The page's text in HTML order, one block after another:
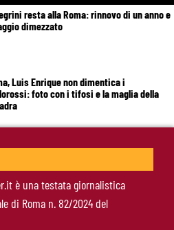
resta alla Roma: rinnovo di un anno e
dimezzato
Luis Enrique non dimentica i
foto con i tifosi e la maglia della
un ex rivela: “Alla Roma abbiamo
è una testata giornalistica
di Roma n. 82/2024 del